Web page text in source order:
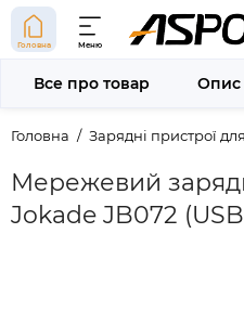
Головна Меню
Головна Зарядні пристрої
Мережевий
Jokade JB072
Все про товар Опис